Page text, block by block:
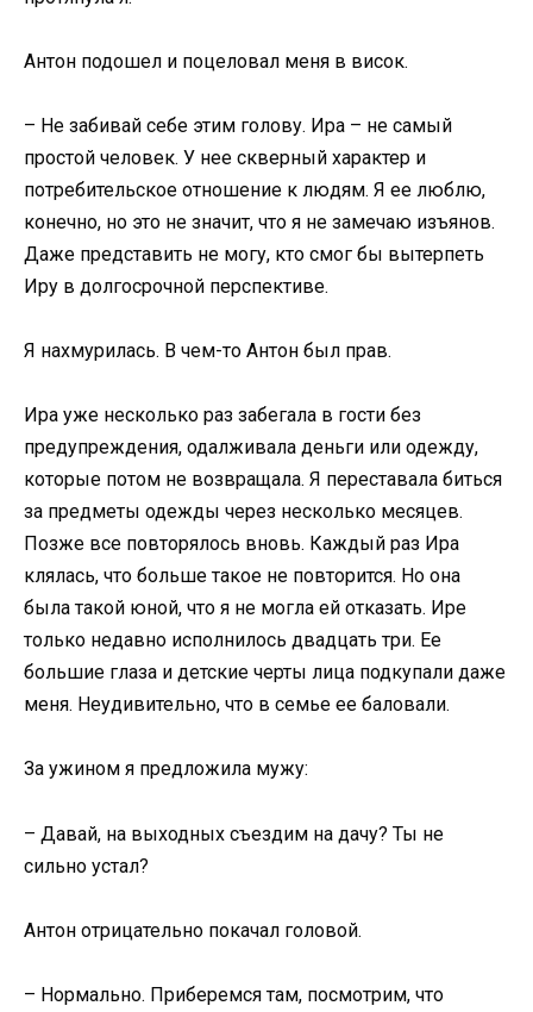
Антон подошел и поцеловал меня в висок.
– Не забивай себе этим голову. Ира – не самый
простой человек. У нее скверный характер и
потребительское отношение к людям. Я ее люблю,
конечно, но это не значит, что я не замечаю изъянов.
Даже представить не могу, кто смог бы вытерпеть
Иру в долгосрочной перспективе.
Я нахмурилась. В чем-то Антон был прав.
Ира уже несколько раз забегала в гости без
предупреждения, одалживала деньги или одежду,
которые потом не возвращала. Я переставала биться
за предметы одежды через несколько месяцев.
Позже все повторялось вновь. Каждый раз Ира
клялась, что больше такое не повторится. Но она
была такой юной, что я не могла ей отказать. Ире
только недавно исполнилось двадцать три. Ее
большие глаза и детские черты лица подкупали даже
меня. Неудивительно, что в семье ее баловали.
За ужином я предложила мужу:
– Давай, на выходных съездим на дачу? Ты не
сильно устал?
Антон отрицательно покачал головой.
– Нормально. Приберемся там, посмотрим, что